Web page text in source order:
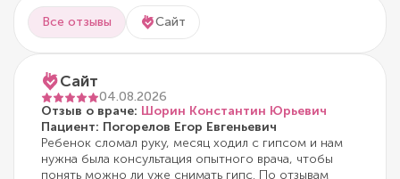
Все отзывы Сайт
Сайт
04.08.2026
Отзыв о враче: Шорин Константин Юрьевич
Пациент: Погорелов Егор Евгеньевич
Ребенок сломал руку, месяц ходил с гипсом и нам
нужна была консультация опытного врача, чтобы
понять можно ли уже снимать гипс. По отзывам